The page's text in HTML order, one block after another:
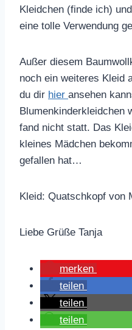
Kleidchen (finde ich)
eine tolle Verwendung
Außer diesem
noch ein weiteres Kleid
du dir hier ansehen
Blumenkinderkleidchen
fand nicht statt. Das
kleines Mädchen
gefallen hat…
Kleid: Quatschkopf von
Liebe Grüße Tanja
merken
teilen
teilen
teilen